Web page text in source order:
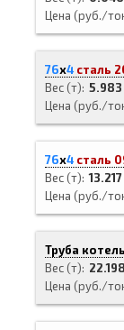
Цена (руб./
76х4 сталь
Вес (т) 5.983
Цена (руб./
76х4 сталь
Вес (т) 13.217
Цена (руб./
Труба
Вес (т)
22.198
Цена (руб./